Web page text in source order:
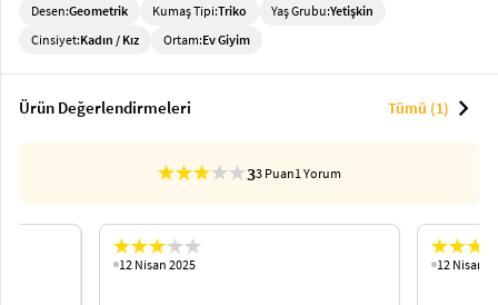
Desen:Geometrik Kumaş Tipi:Triko Yaş Grubu:Yetişkin
Cinsiyet:Kadın / Kız Ortam:Ev Giyim
Ürün Değerlendirmeleri Tümü (1) chevron_right
33 Puan1 Yorum
12 Nisan 2025 12 Nisan